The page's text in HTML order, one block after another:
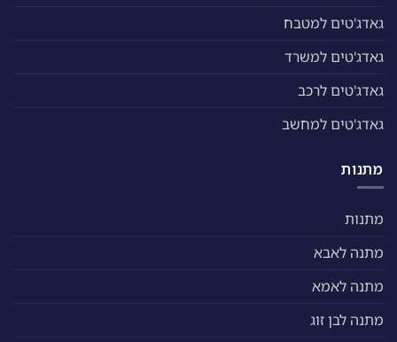
גאדג'טים למטבח
גאדג'טים למשרד
גאדג'טים לרכב
גאדג'טים למחשב
מתנות
מתנות
מתנה לאבא
מתנה לאמא
מתנה לבן זוג